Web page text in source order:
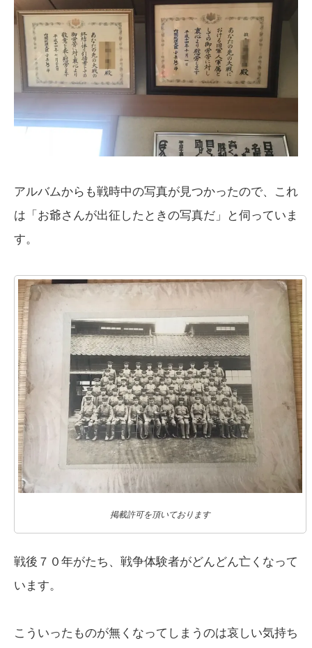
アルバムからも戦時中の写真が見つかったので、これ
は「お爺さんが出征したときの写真だ」と伺っていま
す。
掲載許可を頂いております
戦後７０年がたち、戦争体験者がどんどん亡くなって
います。
こういったものが無くなってしまうのは哀しい気持ち